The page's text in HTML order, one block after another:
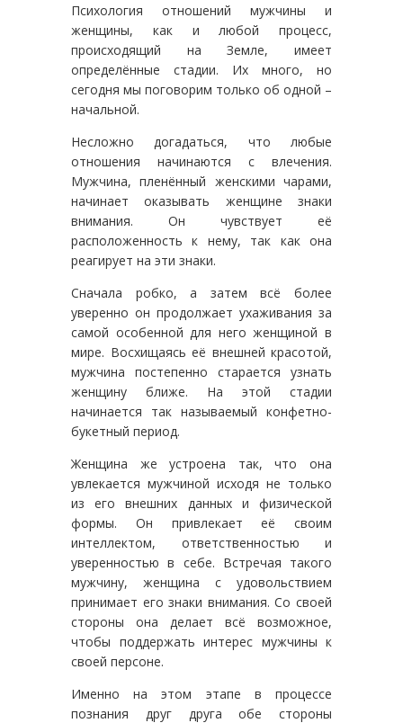
Психология отношений мужчины и
женщины, как и любой процесс,
происходящий на Земле, имеет
определённые стадии. Их много, но
сегодня мы поговорим только об одной –
начальной.
Несложно догадаться, что любые
отношения начинаются с влечения.
Мужчина, пленённый женскими чарами,
начинает оказывать женщине знаки
внимания. Он чувствует её
расположенность к нему, так как она
реагирует на эти знаки.
Сначала робко, а затем всё более
уверенно он продолжает ухаживания за
самой особенной для него женщиной в
мире. Восхищаясь её внешней красотой,
мужчина постепенно старается узнать
женщину ближе. На этой стадии
начинается так называемый конфетно-
букетный период.
Женщина же устроена так, что она
увлекается мужчиной исходя не только
из его внешних данных и физической
формы. Он привлекает её своим
интеллектом, ответственностью и
уверенностью в себе. Встречая такого
мужчину, женщина с удовольствием
принимает его знаки внимания. Со своей
стороны она делает всё возможное,
чтобы поддержать интерес мужчины к
своей персоне.
Именно на этом этапе в процессе
познания друг друга обе стороны